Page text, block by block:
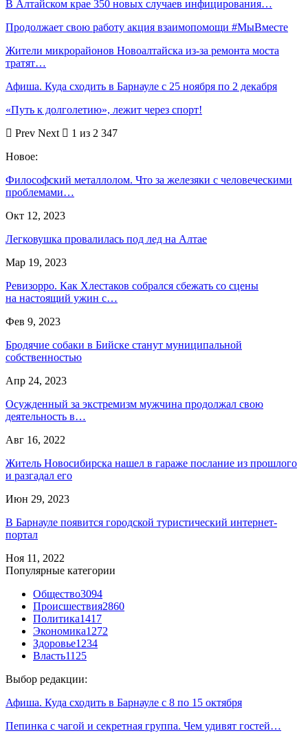
В Алтайском крае 350 новых случаев инфицирования…
Продолжает свою работу акция взаимопомощи #МыВместе
Жители микрорайонов Новоалтайска из-за ремонта моста
тратят…
Афиша. Куда сходить в Барнауле с 25 ноября по 2 декабря
«Путь к долголетию», лежит через спорт!
Prev Next
1 из 2 347
Новое:
Философский металлолом. Что за железяки с человеческими
проблемами…
Окт 12, 2023
Легковушка провалилась под лед на Алтае
Мар 19, 2023
Ревизорро. Как Хлестаков собрался сбежать со сцены
на настоящий ужин с…
Фев 9, 2023
Бродячие собаки в Бийске станут муниципальной
собственностью
Апр 24, 2023
Осужденный за экстремизм мужчина продолжал свою
деятельность в…
Авг 16, 2022
Житель Новосибирска нашел в гараже послание из прошлого
и разгадал его
Июн 29, 2023
В Барнауле появится городской туристический интернет-
портал
Ноя 11, 2022
Популярные категории
Общество3094
Происшествия2860
Политика1417
Экономика1272
Здоровье1234
Власть1125
Выбор редакции:
Афиша. Куда сходить в Барнауле с 8 по 15 октября
Пепинка с чагой и секретная группа. Чем удивят гостей…